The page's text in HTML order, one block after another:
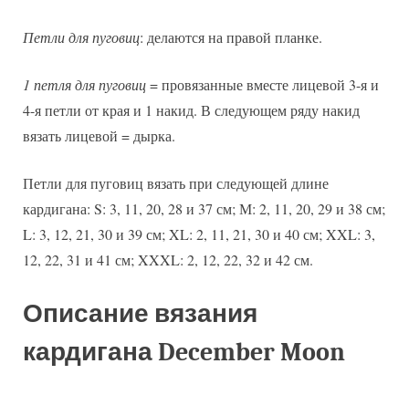
Петли для пуговиц: делаются на правой планке.
1 петля для пуговиц= провязанные вместе лицевой 3-я и
4-я петли от края и 1 накид. В следующем ряду накид
вязать лицевой = дырка.
Петли для пуговиц вязать при следующей длине
кардигана: S: 3, 11, 20, 28 и 37 см; М: 2, 11, 20, 29 и 38 см;
L: 3, 12, 21, 30 и 39 см; XL: 2, 11, 21, 30 и 40 см; XXL: 3,
12, 22, 31 и 41 см; XXXL: 2, 12, 22, 32 и 42 см.
Описание вязания
кардигана December Moon